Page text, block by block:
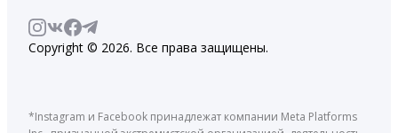
Copyright © 2026. Все права защищены.
*Instagram и Facebook принадлежат компании Meta Platforms